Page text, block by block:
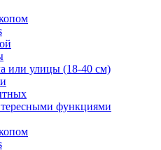
или улицы (18-40 см)
функциями